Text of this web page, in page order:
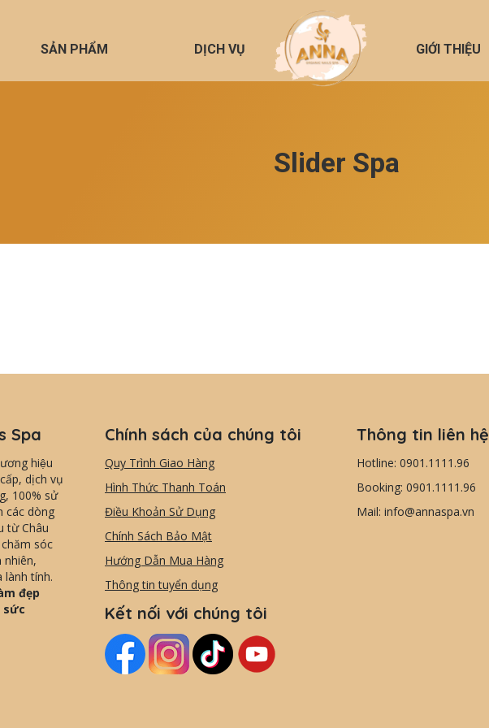
SẢN PHẨM DỊCH VỤ GIỚI THIỆU
Slider Spa
Spa
hiệu
dịch vụ
100% sử
các dòng
từ Châu
sóc
nhiên,
lành tính.
đẹp
sức
Chính sách của chúng tôi
Quy Trình Giao Hàng
Hình Thức Thanh Toán
Điều Khoản Sử Dụng
Chính Sách Bảo Mật
Hướng Dẫn Mua Hàng
Thông tin tuyển dụng
Kết nối với chúng tôi
Thông tin liên hệ
Hotline: 0901.1111.96
Booking: 0901.1111.96
Mail: info@annaspa.vn